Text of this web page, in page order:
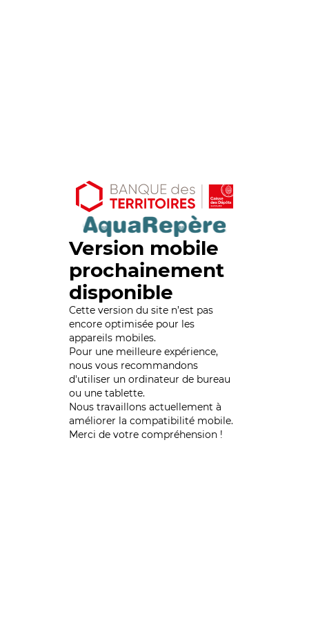
Version mobile
prochainement
disponible
Cette version du site n’est pas
encore optimisée pour les
appareils mobiles.
Pour une meilleure expérience,
nous vous recommandons
d'utiliser un ordinateur de bureau
ou une tablette.
Nous travaillons actuellement à
améliorer la compatibilité mobile.
Merci de votre compréhension !